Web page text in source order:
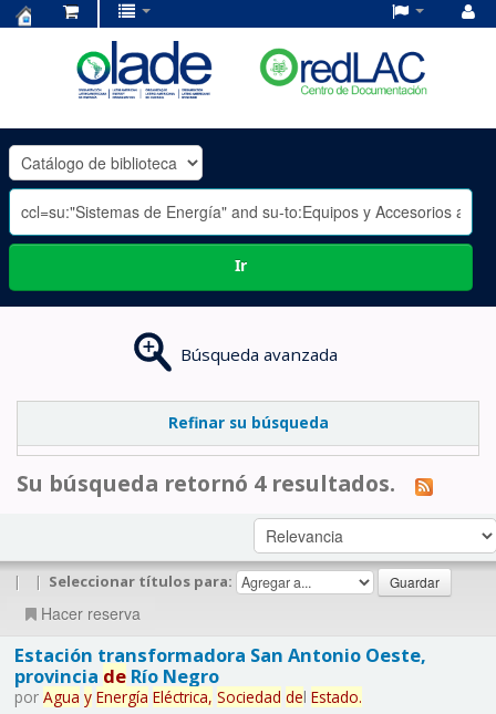
OLADE
-
Ir
Búsqueda avanzada
Refinar su búsqueda
Su búsqueda retornó 4 resultados.
| | Seleccionar títulos para:
Hacer reserva
Estación transformadora San Antonio Oeste,
provincia deRío Negro
por Agua y Energía Eléctrica, Sociedad del Estado.